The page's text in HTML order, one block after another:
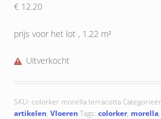
€12.20
prijs voor het lot , 1.22 m²
Uitverkocht
SKU: colorker morella terracotta
artikelen, Vloeren Tags: colorker, morella,